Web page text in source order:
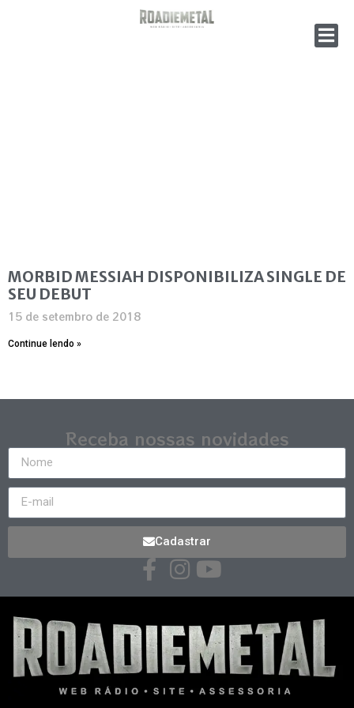
MORBID MESSIAH DISPONIBILIZA SINGLE DE
SEU DEBUT
15 de setembro de 2018
Continue lendo »
Receba nossas novidades
Cadastrar